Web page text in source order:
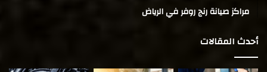
مراكز صيانة رنج روفر في الرياض
أحدث المقالات